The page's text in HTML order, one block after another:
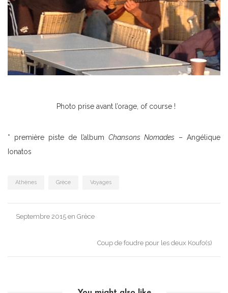
Photo prise avant l’orage, of course !
* première piste de l’album Chansons Nomades – Angélique
Ionatos
Athènes Grèce Voyages
Post
Septembre 2015 en Grèce
Coup de foudre pour les deux Koufo(s)